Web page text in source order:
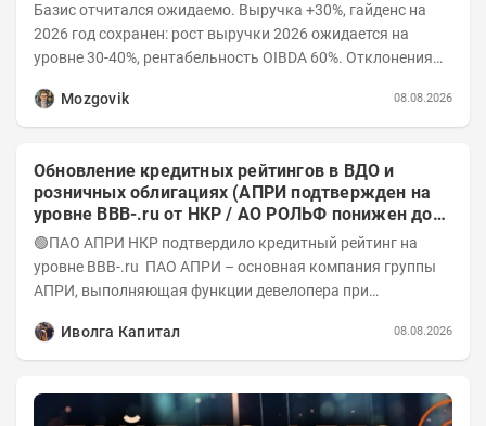
Базис отчитался ожидаемо. Выручка +30%, гайденс на
2026 год сохранен: рост выручки 2026 ожидается на
уровне 30-40%, рентабельность OIBDA 60%. Отклонения
Mozgovik
08.08.2026
Обновление кредитных рейтингов в ВДО и
розничных облигациях (АПРИ подтвержден на
уровне BBB-.ru от НКР / АО РОЛЬФ понижен до
А-(RU) / Элит Строй присвоен на уровне BBB.ru)
🟢ПАО АПРИ НКР подтвердило кредитный рейтинг на
уровне BBB-.ru ПАО АПРИ – основная компания группы
АПРИ, выполняющая функции девелопера при
Иволга Капитал
08.08.2026